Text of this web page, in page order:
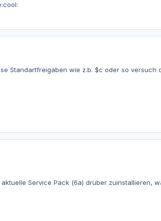
Standartfreigaben wie z.b. $c oder so versuch
Service Pack (6a) drüber zuinstallieren,